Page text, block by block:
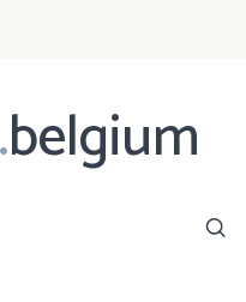
belgium